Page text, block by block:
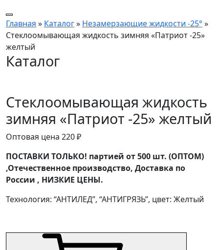
Главная » Каталог» Незамерзающие жидкости -25° »
Стеклоомывающая жидкость зимняя «Патриот -25»
желтый
Каталог
Стеклоомывающая жидкость
зимняя «Патриот -25» желтый
Оптовая цена 220₽
ПОСТАВКИ ТОЛЬКО! партией от 500 шт. (ОПТОМ)
,Отечественное производство, Доставка по
России , НИЗКИЕ ЦЕНЫ.
Технология: “АНТИЛЕД”, “АНТИГРЯЗЬ”, цвет: Желтый